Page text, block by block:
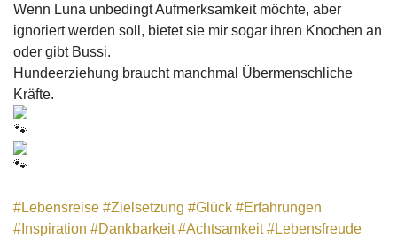
Wenn Luna unbedingt Aufmerksamkeit möchte, aber
ignoriert werden soll, bietet sie mir sogar ihren Knochen an
oder gibt Bussi.
Hundeerziehung braucht manchmal Übermenschliche
Kräfte.
#Lebensreise #Zielsetzung #Glück #Erfahrungen
#Inspiration #Dankbarkeit #Achtsamkeit #Lebensfreude